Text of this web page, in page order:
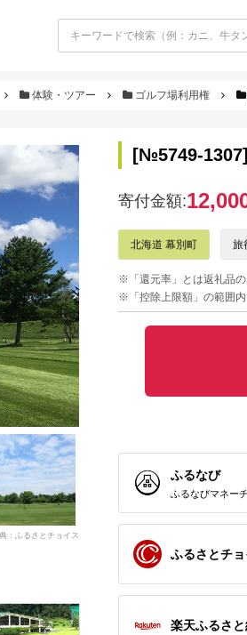
体験・ツアー ゴルフ場利用権
：ふるさとチョイス
[№5749-
寄付金額:
北海道 幕別町 旅
※「還元率」とは返礼品
※「控除上限額」の範囲
ふるなび
ふるなびマネー
ふるさとチ
楽天ふるさ